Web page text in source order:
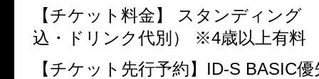
【チケット料金】 スタンディング
込・ドリンク代別） ※4歳以上有料
【チケット先行予約】 ID-S BASIC優